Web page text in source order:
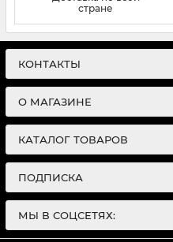
стране
КОНТАКТЫ
О МАГАЗИНЕ
КАТАЛОГ ТОВАРОВ
ПОДПИСКА
МЫ В СОЦСЕТЯХ: